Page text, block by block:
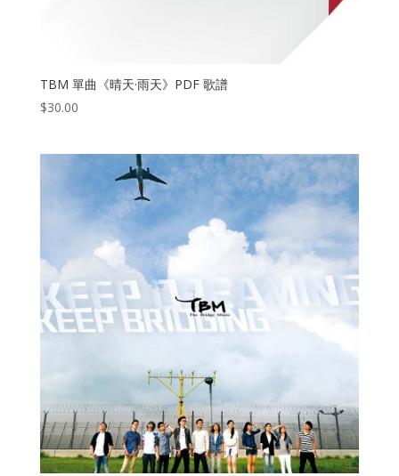
TBM 單曲《晴天·雨天》PDF 歌譜
$30.00